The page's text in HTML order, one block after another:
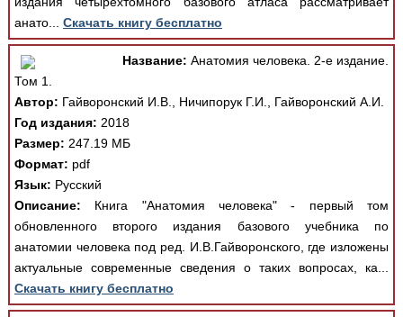
анато... Скачать книгу бесплатно
Название: Анатомия человека. 2-е издание.
Том 1.
Автор: Гайворонский И.В., Ничипорук Г.И., Гайворонский А.И.
Год издания: 2018
Размер: 247.19 МБ
Формат: pdf
Язык: Русский
Описание: Книга "Анатомия человека" - первый том
обновленного второго издания базового учебника по
анатомии человека под ред. И.В.Гайворонского, где изложены
актуальные современные сведения о таких вопросах, ка...
Скачать книгу бесплатно